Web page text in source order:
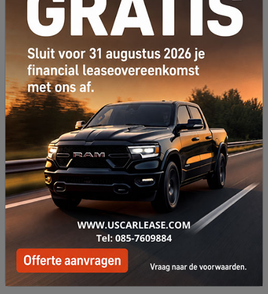
Jeep Wrangler
MY 2025 Rubicon 2.0T 272Pk Trekhaak 2370KG /LPG/
Anvil
Bouwjaar
KM stand
104 km
Brandstof
Bekijk deze auto